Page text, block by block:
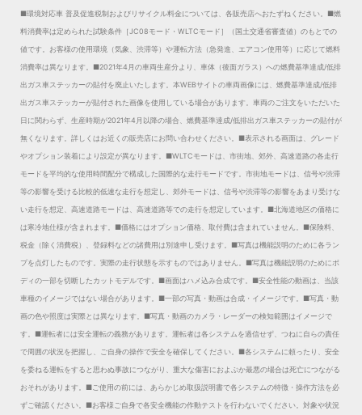
■環境対応車 普及促進税制およびリサイクル料金については、各販売店へおたずねください。 ■燃
料消費率は定められた試験条件［JC08モード・WLTCモード］（国土交通省審査値）のもとでの
値です。お客様の使用環境（気象、渋滞等）や運転方法（急発進、エアコン使用等）に応じて燃料
消費率は異なります。 ■2021年4月の車両生産分より、車体（後面ガラス）への燃費基準達成/低排
出ガス車ステッカーの貼付を廃止いたします。本WEBサイトの車両画像には、燃費基準達成/低排
出ガス車ステッカーが貼付された画像を使用している場合があります。車両のご注文をいただいた
日に関わらず、生産時期が2021年4月以降の場合、燃費基準達成/低排出ガス車ステッカーの貼付が
無くなります。詳しくはお近くの販売店にお問い合わせください。 ■表示される画面は、グレード
やオプション装着により設定が異なります。 ■WLTCモードは、市街地、郊外、高速道路の各走行
モードを平均的な使用時間配分で構成した国際的な走行モードです。市街地モードは、信号や渋滞
等の影響を受ける比較的低速な走行を想定し、郊外モードは、信号や渋滞等の影響をあまり受けな
い走行を想定、高速道路モードは、高速道路等での走行を想定しています。 ■北海道地区の価格に
は寒冷地仕様が含まれます。 ■価格にはオプション価格、取付費は含まれていません。 ■保険料、
税金（除く消費税）、登録料などの諸費用は別途申し受けます。 ■写真は機能説明のために各ラン
プを点灯したものです。実際の走行状態を示すものではありません。 ■写真は機能説明のためにボ
ディの一部を切断したカットモデルです。 ■画面はハメ込み合成です。 ■安全性能の動画は、当該
車種のイメージではない場合があります。 ■一部の写真・動画は合成・イメージです。 ■写真・動
画の色や照度は実際とは異なります。 ■写真・動画のカメラ・レーダーの検知範囲はイメージで
す。 ■運転者には安全運転の義務があります。運転者は各システムを過信せず、つねに自らの責任
で周囲の状況を把握し、ご自身の操作で安全を確保してください。 ■各システムに頼ったり、安全
を委ねる運転をすると思わぬ事故につながり、重大な傷害におよぶか最悪の場合は死亡につながる
おそれがあります。 ■ご使用の前には、あらかじめ取扱説明書で各システムの特徴・操作方法を必
ずご確認ください。■お客様ご自身で各安全機能の作動テストを行わないでください。対象や状況